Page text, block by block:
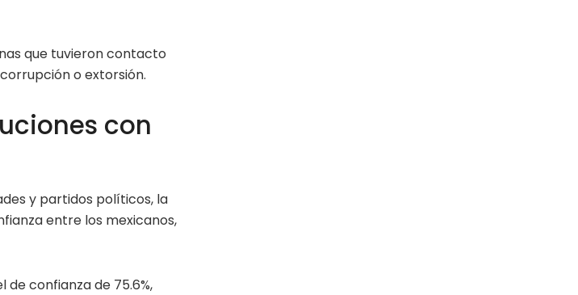
que tuvieron contacto
o extorsión.
con
y partidos políticos, la
entre los mexicanos,
de confianza de 75.6%,